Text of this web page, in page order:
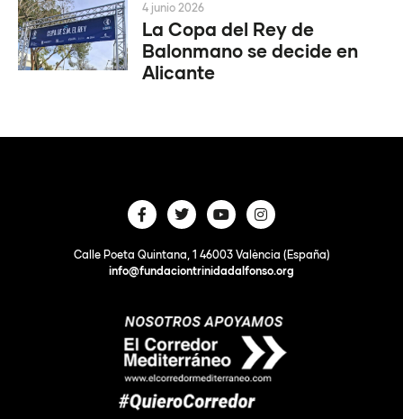
La Copa del Rey de
Balonmano se decide en
Alicante
4 junio 2026
Calle Poeta Quintana, 1 46003 València (España)
info@fundaciontrinidadalfonso.org